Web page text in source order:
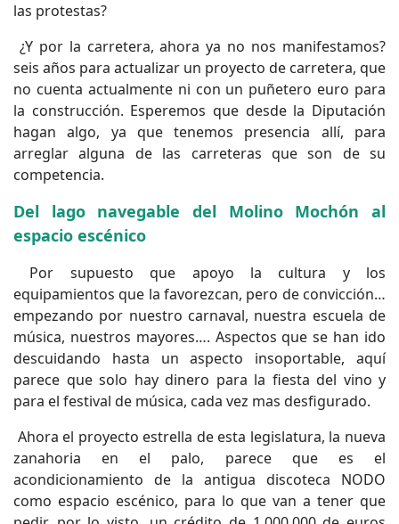
las protestas?
¿Y por la carretera, ahora ya no nos manifestamos?
seis años para actualizar un proyecto de carretera, que
no cuenta actualmente ni con un puñetero euro para
la construcción. Esperemos que desde la Diputación
hagan algo, ya que tenemos presencia allí, para
arreglar alguna de las carreteras que son de su
competencia.
Del lago navegable del Molino Mochón al
espacio escénico
Por supuesto que apoyo la cultura y los
equipamientos que la favorezcan, pero de convicción…
empezando por nuestro carnaval, nuestra escuela de
música, nuestros mayores…. Aspectos que se han ido
descuidando hasta un aspecto insoportable, aquí
parece que solo hay dinero para la fiesta del vino y
para el festival de música, cada vez mas desfigurado.
Ahora el proyecto estrella de esta legislatura, la nueva
zanahoria en el palo, parece que es el
acondicionamiento de la antigua discoteca NODO
como espacio escénico, para lo que van a tener que